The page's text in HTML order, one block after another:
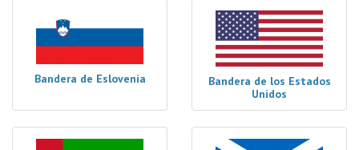
Bandera de Eslovenia
Bandera de los Estados
Unidos